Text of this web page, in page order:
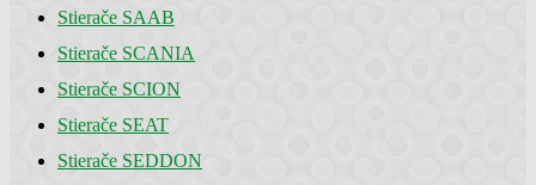
Stierače SAAB
Stierače SCANIA
Stierače SCION
Stierače SEAT
Stierače SEDDON